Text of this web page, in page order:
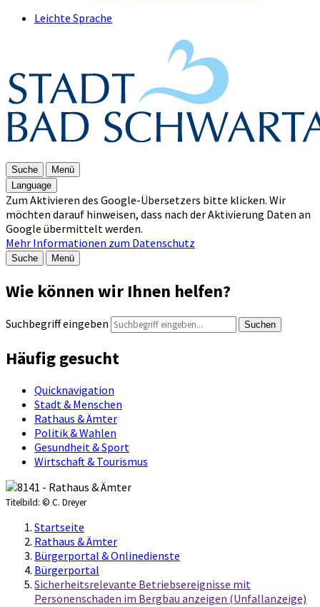
Leichte Sprache
Suche
Menü
Language
Zum Aktivieren des Google-Übersetzers bitte klicken. Wir
möchten darauf hinweisen, dass nach der Aktivierung Daten an
Google übermittelt werden.
Mehr Informationen zum Datenschutz
Suche Menü
Wie können wir Ihnen helfen?
Suchbegriff eingeben Suchen
Häufig gesucht
Quicknavigation
Stadt & Menschen
Rathaus & Ämter
Politik & Wahlen
Gesundheit & Sport
Wirtschaft & Tourismus
Titelbild: © C. Dreyer
Startseite
Rathaus & Ämter
Bürgerportal & Onlinedienste
Bürgerportal
Sicherheitsrelevante Betriebsereignisse mit
Personenschaden im Bergbau anzeigen (Unfallanzeige)